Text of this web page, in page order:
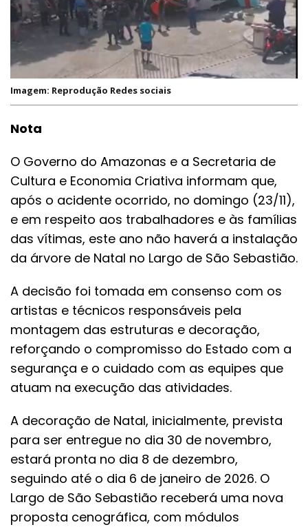
Imagem: Reprodução Redes sociais
Nota
O Governo do Amazonas e a Secretaria de
Cultura e Economia Criativa informam que,
após o acidente ocorrido, no domingo (23/11),
e em respeito aos trabalhadores e às famílias
das vítimas, este ano não haverá a instalação
da árvore de Natal no Largo de São Sebastião.
A decisão foi tomada em consenso com os
artistas e técnicos responsáveis pela
montagem das estruturas e decoração,
reforçando o compromisso do Estado com a
segurança e o cuidado com as equipes que
atuam na execução das atividades.
A decoração de Natal, inicialmente, prevista
para ser entregue no dia 30 de novembro,
estará pronta no dia 8 de dezembro,
seguindo até o dia 6 de janeiro de 2026. O
Largo de São Sebastião receberá uma nova
proposta cenográfica, com módulos